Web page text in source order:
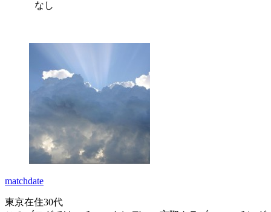
なし
matchdate
東京在住30代